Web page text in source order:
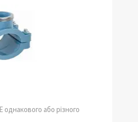
або різного